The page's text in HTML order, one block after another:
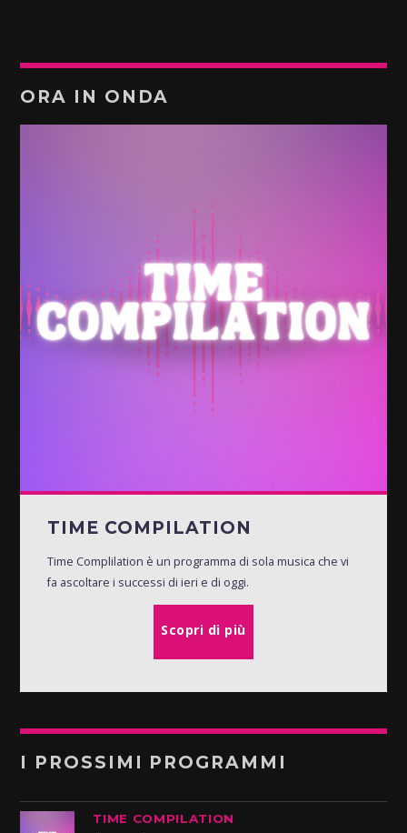
ORA IN ONDA
TIME COMPILATION
Time Complilation è un programma di sola musica che vi
fa ascoltare i successi di ieri e di oggi.
Scopri di più
I PROSSIMI PROGRAMMI
TIME COMPILATION